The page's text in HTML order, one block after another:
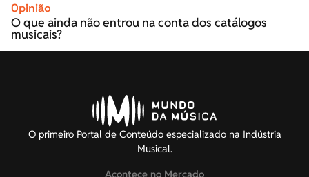
Opinião
O que ainda não entrou na conta dos catálogos
musicais?
O primeiro Portal de Conteúdo especializado na Indústria
Musical.
Acontece no Mercado